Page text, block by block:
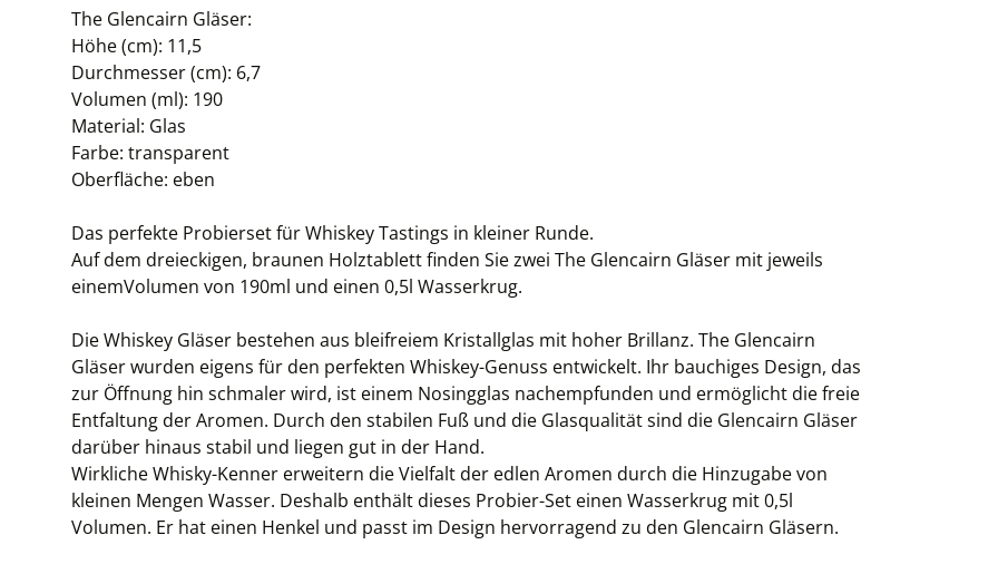
The Glencairn Gläser:
Höhe (cm): 11,5
Durchmesser (cm): 6,7
Volumen (ml): 190
Material: Glas
Farbe: transparent
Oberfläche: eben
Das perfekte Probierset für Whiskey Tastings in kleiner Runde.
Auf dem dreieckigen, braunen Holztablett finden Sie zwei The Glencairn Gläser mit jeweils
einemVolumen von 190ml und einen 0,5l Wasserkrug.
Die Whiskey Gläser bestehen aus bleifreiem Kristallglas mit hoher Brillanz. The Glencairn
Gläser wurden eigens für den perfekten Whiskey-Genuss entwickelt. Ihr bauchiges Design, das
zur Öffnung hin schmaler wird, ist einem Nosingglas nachempfunden und ermöglicht die freie
Entfaltung der Aromen. Durch den stabilen Fuß und die Glasqualität sind die Glencairn Gläser
darüber hinaus stabil und liegen gut in der Hand.
Wirkliche Whisky-Kenner erweitern die Vielfalt der edlen Aromen durch die Hinzugabe von
kleinen Mengen Wasser. Deshalb enthält dieses Probier-Set einen Wasserkrug mit 0,5l
Volumen. Er hat einen Henkel und passt im Design hervorragend zu den Glencairn Gläsern.